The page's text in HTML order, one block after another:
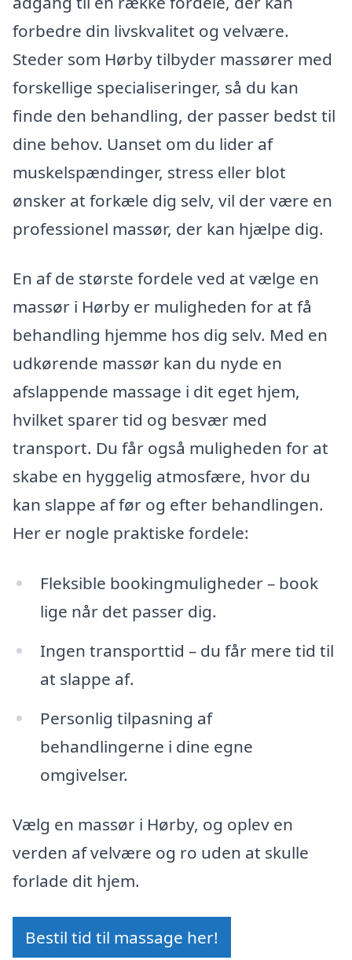
forbedre din livskvalitet og velvære.
Steder som Hørby tilbyder massører med
forskellige specialiseringer, så du kan
finde den behandling, der passer bedst til
dine behov. Uanset om du lider af
muskelspændinger, stress eller blot
ønsker at forkæle dig selv, vil der være en
professionel massør, der kan hjælpe dig.
En af de største fordele ved at vælge en
massør i Hørby er muligheden for at få
behandling hjemme hos dig selv. Med en
udkørende massør kan du nyde en
afslappende massage i dit eget hjem,
hvilket sparer tid og besvær med
transport. Du får også muligheden for at
skabe en hyggelig atmosfære, hvor du
kan slappe af før og efter behandlingen.
Her er nogle praktiske fordele:
Fleksible bookingmuligheder – book
lige når det passer dig.
Ingen transporttid – du får mere tid til
at slappe af.
Personlig tilpasning af
behandlingerne i dine egne
omgivelser.
Vælg en massør i Hørby, og oplev en
verden af velvære og ro uden at skulle
forlade dit hjem.
Bestil tid til massage her!